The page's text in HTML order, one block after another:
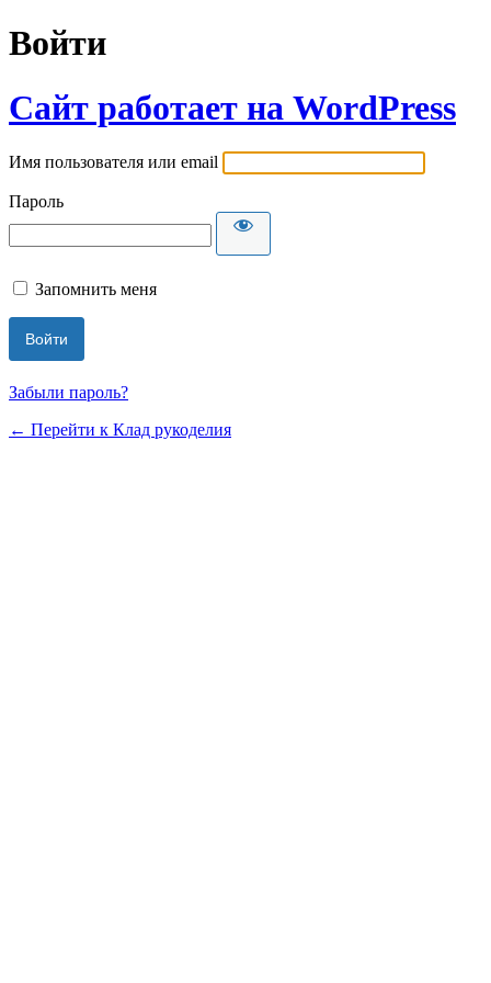
Войти
Сайт работает на WordPress
Имя пользователя или email
Пароль
Запомнить меня
Забыли пароль?
← Перейти к Клад рукоделия